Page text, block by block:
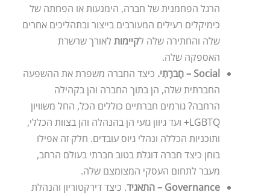
הרגל הפחמנית של חברה, הימנעות או הפחתה של
כימיקלים רעילים המעורבים בייצור ובתהליכים אחרים
שלה והחתירה שלה לקיימותלאורך שרשרת
האספקה שלה.
Social – חֶברָתִי.
כיצד החברה משפרת את ההשפעה
החברתית שלה, הן בתוך החברה והן בקהילה
הרחבה? גורמים חברתיים כוללים הכל, החל משוויון
LGBTQ+ ועד גיוון גזעי הן בהנהלה והן בצוות הכללי,
ותוכניות הכללה ונהלי גיוס עובדים. חלק זה אפילו
בוחן כיצד חברה דוגלת בטוב חברתי בעולם הרחב,
מעבר לתחום העסקי המצומצם שלה.
Governance – התאגיד. כיצד דירקטוריון והנהלת